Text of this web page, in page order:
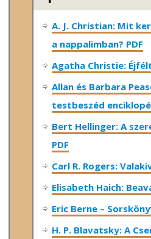
A. J. Christian: Mit
a nappalimban? PDF
Agatha Christie:
Allan és Barbara
testbeszéd
Bert Hellinger: A
PDF
Carl R. Rogers:
Elisabeth Haich:
Eric Berne –
H. P. Blavatsky: A